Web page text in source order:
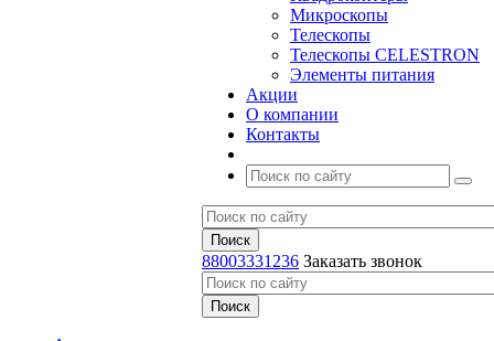
Микроскопы
Телескопы
Телескопы CELESTRON
Элементы питания
Акции
О компании
Контакты
88003331236 Заказать звонок